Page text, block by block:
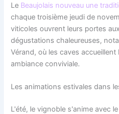
Le Beaujolais nouveau une
chaque troisième jeudi de
viticoles ouvrent leurs portes
dégustations chaleureuses,
Vérand, où les caves
ambiance conviviale.
Les animations estivales dans
L'été, le vignoble s'anime avec